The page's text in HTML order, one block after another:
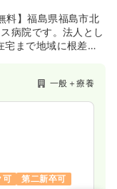
料】福島県福島市北
病院です。法人とし
まで地域に根差し
関節置換術が中心
は高齢者の内科疾
を開設しており、
一般＋療養
可 第二新卒可